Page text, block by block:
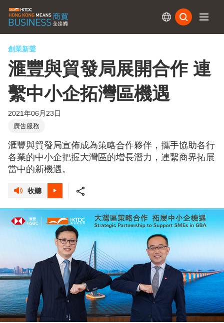
創業新聲
滙豐與貿發局展開合作 連
繫中小企拓灣區機遇
2021年06月23日
廣告服務
滙豐與貿發局宣佈成為策略合作夥伴，攜手協助各行
各業的中小企把握大灣區的增長潛力，連繫商界拓展
當中的新機遇。
收聽